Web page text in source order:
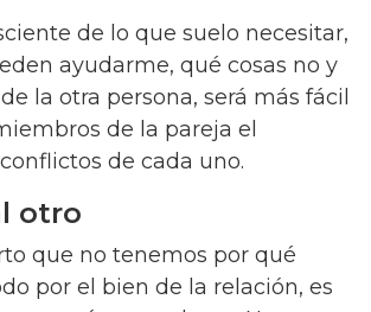
de lo que suelo necesitar,
ayudarme, qué cosas no y
la otra persona, será más fácil
de la pareja el
de cada uno.
otro
que no tenemos por qué
por el bien de la relación, es